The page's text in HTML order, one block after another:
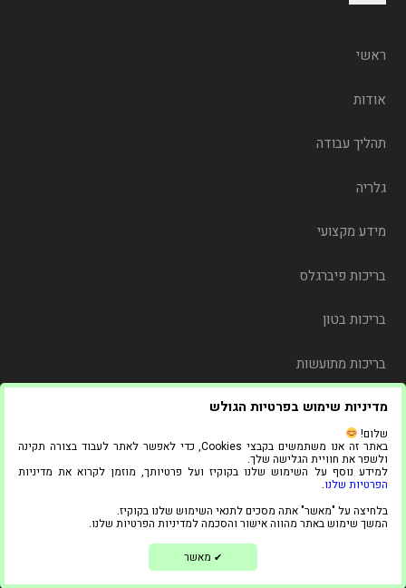
מדיניות שימוש בפרטיות הגולש
שלום!
באתר זה אנו משתמשים בקבצי Cookies, כדי לאפשר לאתר לעבוד בצורה תקינה
ולשפר את חוויית הגלישה שלך.
למידע נוסף על השימוש שלנו בקוקיז ועל פרטיותך, מוזמן לקרוא את מדיניות
הפרטיות שלנו.
בלחיצה על "מאשר" אתה מסכים לתנאי השימוש שלנו בקוקיז.
המשך שימוש באתר מהווה אישור והסכמה למדיניות הפרטיות שלנו.
✔ מאשר
ראשי
אודות
תהליך עבודה
גלריה
מידע מקצועי
בריכות פיברגלס
בריכות בטון
בריכות מתועשות
משלוח
צור קשר
בניית אתרים ושיווק דיגיטלי